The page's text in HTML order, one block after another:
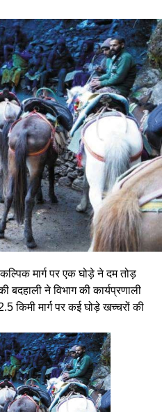
मार्ग पर एक घोड़े ने दम तोड़
बदहाली ने विभाग की कार्यप्रणाली
किमी मार्ग पर कई घोड़े खच्चरों की